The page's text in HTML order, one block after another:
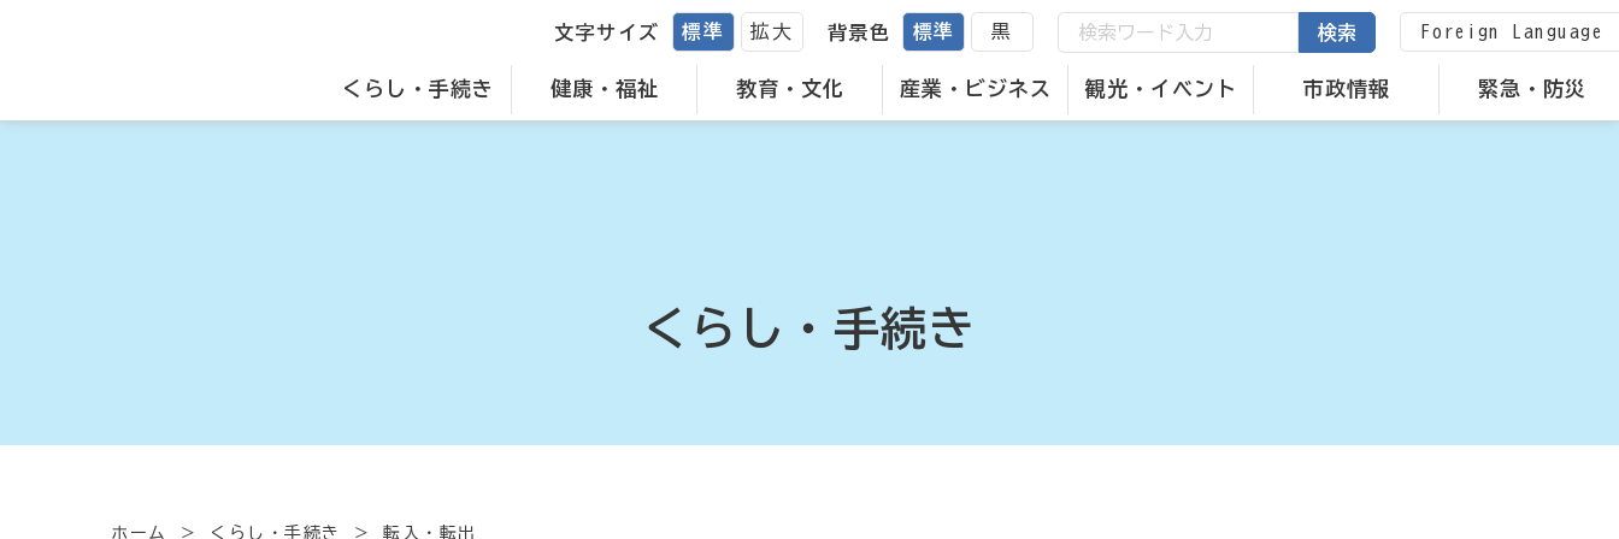
くらし・手続き 健康・福祉 教育・文化 産業・ビジネス 観光・イベント 市政情報 緊急・防災
文字サイズ 標準 拡大 背景色 標準 黒 検索 Foreign Language
くらし・手続き
ホーム くらし・手続き 転入・転出